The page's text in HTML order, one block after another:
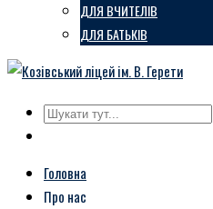
ДЛЯ ВЧИТЕЛІВ
ДЛЯ БАТЬКІВ
Головна
Про нас